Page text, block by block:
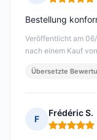
Hinweis: 5
Veröffentlicht am
nach einem Kauf
Bestellung
Übersetzte
F
Frédéric S.
Hinweis: 5